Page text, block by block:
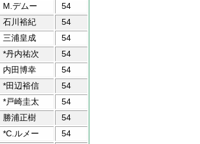
M.デムー
54
石川裕紀
54
三浦皇成
54
*丹内祐次
54
内田博幸
54
*田辺裕信
54
*戸崎圭太
54
勝浦正樹
54
*C.ルメー
54